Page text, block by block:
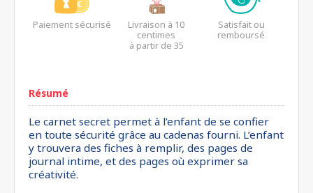
Paiement sécurisé
Livraison à 10
centimes
à partir de 35
Satisfait ou
remboursé
Résumé
Le carnet secret permet à l’enfant de se confier
en toute sécurité grâce au cadenas fourni. L’enfant
y trouvera des fiches à remplir, des pages de
journal intime, et des pages où exprimer sa
créativité.